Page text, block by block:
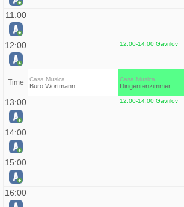
11:00
12:00 12:00-14:00 Gavrilov
Time Casa Musica
Büro Wortmann
Casa Musica
Dirigentenzimmer
13:00 12:00-14:00 Gavrilov
14:00
15:00
16:00